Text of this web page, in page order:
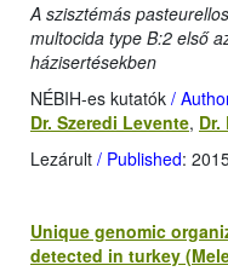
A szisztémás
multocida type B:2 első
házisertésekben
NÉBIH-es kutatók /
Dr. Szeredi Levente,
Lezárult / Published:
Unique genomic
detected in turkey